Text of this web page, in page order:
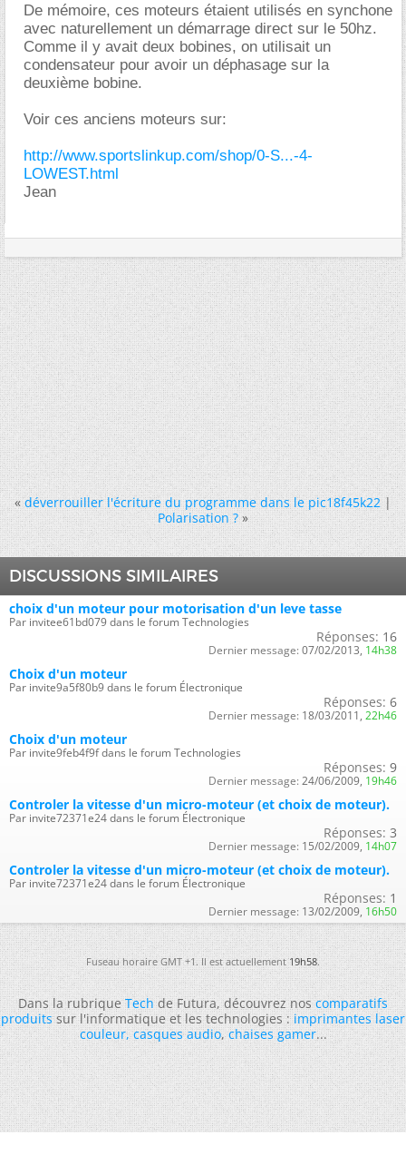
De mémoire, ces moteurs étaient utilisés en synchone
avec naturellement un démarrage direct sur le 50hz.
Comme il y avait deux bobines, on utilisait un
condensateur pour avoir un déphasage sur la
deuxième bobine.
Voir ces anciens moteurs sur:
http://www.sportslinkup.com/shop/0-S...-4-
LOWEST.html
Jean
« déverrouiller l'écriture du programme dans le pic18f45k22|
Polarisation ? »
DISCUSSIONS SIMILAIRES
choix d'un moteur pour motorisation d'un leve tasse
Par invitee61bd079 dans le forum Technologies
Réponses: 16
Dernier message: 07/02/2013, 14h38
Choix d'un moteur
Par invite9a5f80b9 dans le forum Électronique
Réponses: 6
Dernier message: 18/03/2011, 22h46
Choix d'un moteur
Par invite9feb4f9f dans le forum Technologies
Réponses: 9
Dernier message: 24/06/2009, 19h46
Controler la vitesse d'un micro-moteur (et choix de moteur).
Par invite72371e24 dans le forum Électronique
Réponses: 3
Dernier message: 15/02/2009, 14h07
Controler la vitesse d'un micro-moteur (et choix de moteur).
Par invite72371e24 dans le forum Électronique
Réponses: 1
Dernier message: 13/02/2009, 16h50
Fuseau horaire GMT +1. Il est actuellement19h58.
Dans la rubriqueTechde Futura, découvrez noscomparatifs
produitssur l'informatique et les technologies :imprimantes laser
couleur,casques audio,chaises gamer...